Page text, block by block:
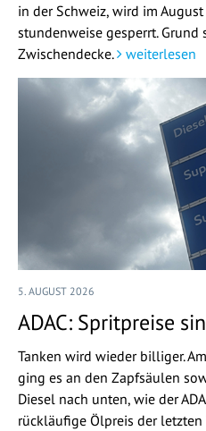
in der Schweiz, wird im
stundenweise gesperrt. Grund
Zwischendecke.
weiterlesen
5. AUGUST 2026
ADAC: Spritpreise
Tanken wird wieder billiger.
ging es an den Zapfsäulen
Diesel nach unten, wie der
rückläufige Ölpreis der